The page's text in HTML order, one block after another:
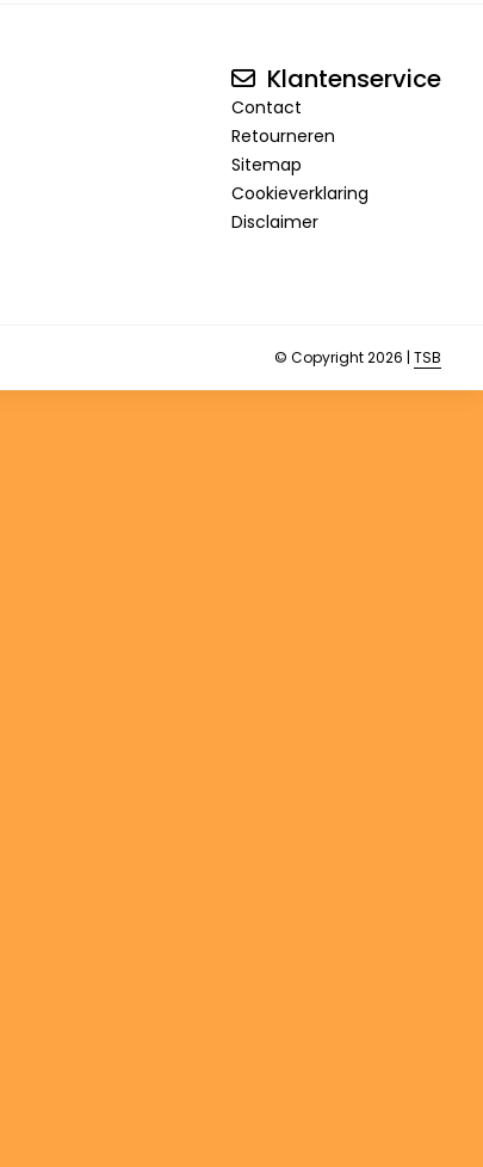
Klantenservice
Contact
Retourneren
Sitemap
Cookieverklaring
Disclaimer
© Copyright 2026 | TSB